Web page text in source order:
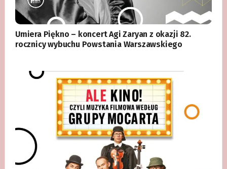
Umiera Piękno – koncert Agi Zaryan z okazji 82.
rocznicy wybuchu Powstania Warszawskiego